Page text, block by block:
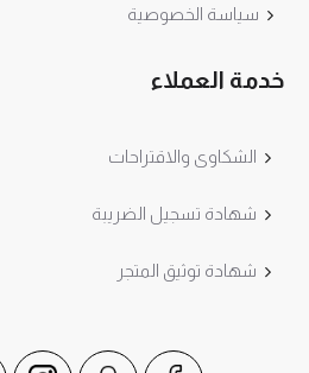
سياسة الخصوصية
خدمة العملاء
الشكاوى والاقتراحات
شهادة تسجيل الضريبة
شهادة توثيق المتجر